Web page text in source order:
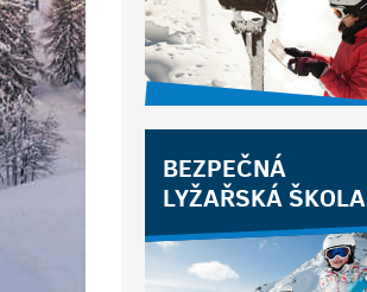
BEZPEČNÁ
LYŽAŘSKÁ ŠKOLA